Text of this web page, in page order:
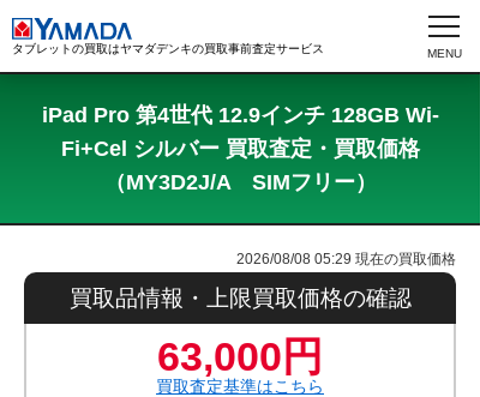
タブレットの買取はヤマダデンキの買取事前査定サービス
iPad Pro 第4世代 12.9インチ 128GB Wi-
Fi+Cel シルバー 買取査定・買取価格
（MY3D2J/A SIMフリー）
2026/08/08 05:29 現在の買取価格
買取品情報・上限買取価格の確認
63,000円
買取査定基準はこちら